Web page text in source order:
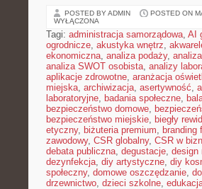
POSTED BY ADMIN POSTED ON
WYŁĄCZONA
Tagi: administracja samorządowa, AI
ogrodnicze, akustyka wnętrz,
ekonomiczna, analiza podaży,
analiza SWOT osobista, analizy
aplikacje zdrowotne, aranżacja
miejska, archiwizacja, asertywność,
laboratoryjne, badania społeczne,
bezpieczeństwo domowe,
bezpieczeństwo miejskie, biegły
etyczny, biżuteria premium, branding
zawodowy, CSR globalny, CSR w
debata publiczna, degustacje, design
dezynfekcja, diy artystyczne, diy
społeczny, domowe oszczędzanie,
drzewnictwo, dzieci szkolne,